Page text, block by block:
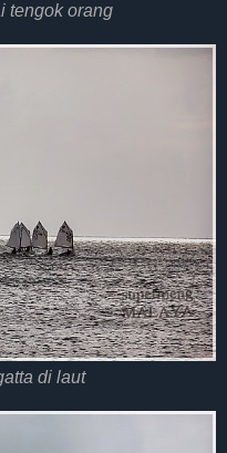
tengok orang
di laut